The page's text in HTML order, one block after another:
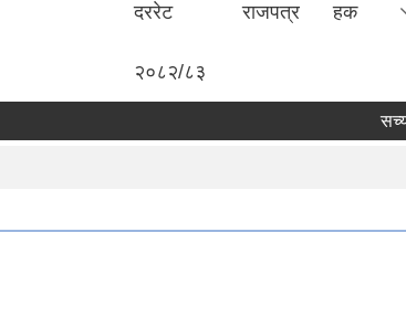
दररेट
२०८२/८३
राजपत्र हक